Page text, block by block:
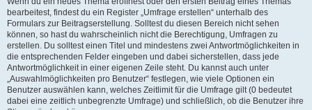
bearbeitest, findest du ein Register „Umfrage erstellen“ unterhalb des
Formulars zur Beitragserstellung. Solltest du diesen Bereich nicht sehen
können, so hast du wahrscheinlich nicht die Berechtigung, Umfragen zu
erstellen. Du solltest einen Titel und mindestens zwei Antwortmöglichkeiten in
die entsprechenden Felder eingeben und dabei sicherstellen, dass jede
Antwortmöglichkeit in einer eigenen Zeile steht. Du kannst auch unter
„Auswahlmöglichkeiten pro Benutzer“ festlegen, wie viele Optionen ein
Benutzer auswählen kann, welches Zeitlimit für die Umfrage gilt (0 bedeutet
dabei eine zeitlich unbegrenzte Umfrage) und schließlich, ob die Benutzer ihre